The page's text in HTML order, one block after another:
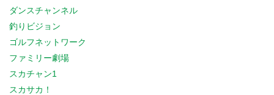
ダンスチャンネル
釣りビジョン
ゴルフネットワーク
ファミリー劇場
スカチャン1
スカサカ！